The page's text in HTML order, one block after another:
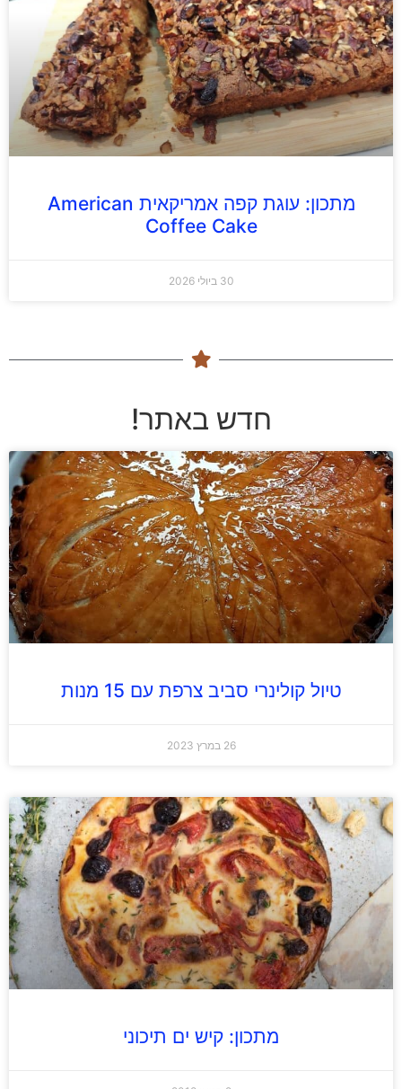
מתכון: עוגת קפה אמריקאית American
Coffee Cake
30 ביולי 2026
חדש באתר!
טיול קולינרי סביב צרפת עם 15 מנות
26 במרץ 2023
מתכון: קיש ים תיכוני